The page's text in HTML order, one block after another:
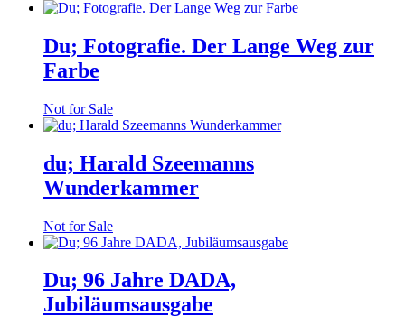
Du; Fotografie. Der Lange Weg zur
Farbe
Not for Sale
du; Harald Szeemanns
Wunderkammer
Not for Sale
Du; 96 Jahre DADA,
Jubiläumsausgabe